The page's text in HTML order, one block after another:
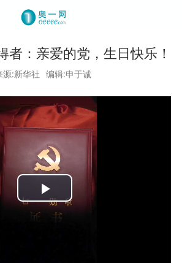
者：亲爱的党，生日快乐！
源:新华社 编辑:申于诚
Play